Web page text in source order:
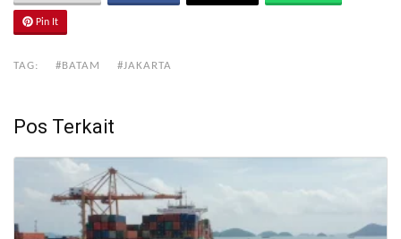
Pin It
TAG: #BATAM #JAKARTA
Pos Terkait